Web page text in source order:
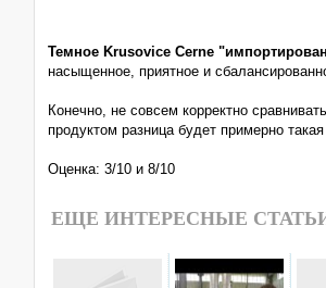
Темное Krusovice Cerne
насыщенное, приятное и
Конечно, не совсем корректно
продуктом разница будет примерно
Оценка: 3/10 и 8/10
ЕЩЕ ИНТЕРЕСНЫЕ